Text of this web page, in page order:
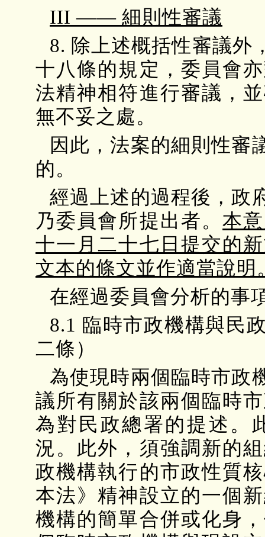
III —— 細則性審議
8. 除上述概括性審議外
十八條的規定，委員會
法精神相符進行審議，
無不妥之處。
因此，法案的細則性審
的。
經過上述的過程後，政
乃委員會所提出者。本
十一月二十七日提交的
文本的條文並作適當說明
在經過委員會分析的事
8.1 臨時市政機構與民
二條）
為使現時兩個臨時市政
議所有關於該兩個臨時
為對民政總署的提述。
況。此外，須強調新的
政機構執行的市政性質
本法》精神設立的一個
機構的簡單合併或化身